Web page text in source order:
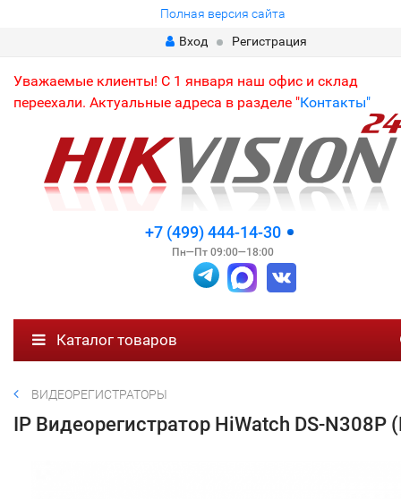
Полная версия сайта
Вход
Регистрация
Уважаемые клиенты! С 1 января наш офис и склад
переехали. Актуальные адреса в разделе "Контакты"
+7 (499) 444-14-30
Пн—Пт 09:00—18:00
Каталог товаров
ВИДЕОРЕГИСТРАТОРЫ
IP Видеорегистратор HiWatch DS-N308P